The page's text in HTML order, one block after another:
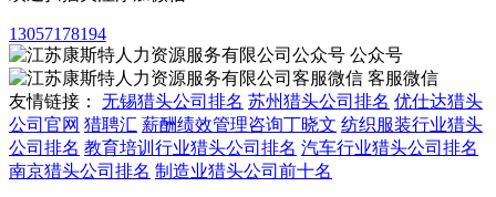
13057178194
公众号
客服微信
友情链接： 无锡猎头公司排名 苏州猎头公司排名 优仕达猎头
公司官网 猎聘汇 薪酬绩效管理咨询丁晓文 纺织服装行业猎头
公司排名 教育培训行业猎头公司排名 汽车行业猎头公司排名
南京猎头公司排名 制造业猎头公司前十名